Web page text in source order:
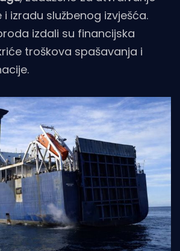
izradu službenog izvješća.
izdali su financijska
troškova spašavanja i